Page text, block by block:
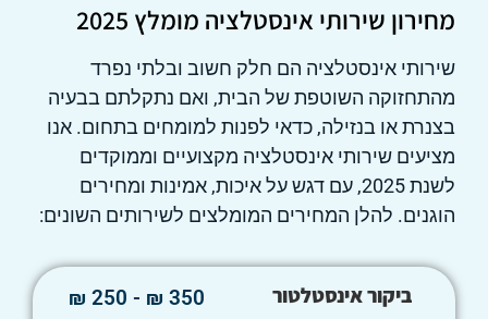
מחירון שירותי אינסטלציה מומלץ 2025
שירותי אינסטלציה הם חלק חשוב ובלתי נפרד
מהתחזוקה השוטפת של הבית, ואם נתקלתם בבעיה
בצנרת או בנזילה, כדאי לפנות למומחים בתחום. אנו
מציעים שירותי אינסטלציה מקצועיים וממוקדים
לשנת 2025, עם דגש על איכות, אמינות ומחירים
הוגנים. להלן המחירים המומלצים לשירותים השונים:
ביקור אינסטלטור 350 ₪ - 250 ₪